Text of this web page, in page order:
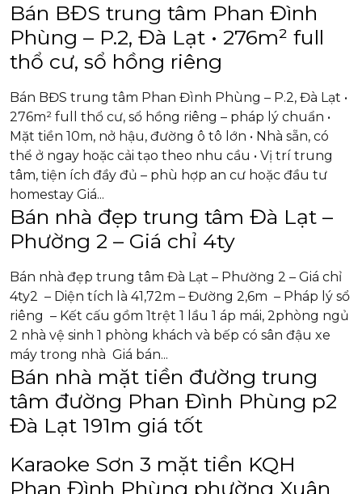
Bán BĐS trung tâm Phan Đình
Phùng – P.2, Đà Lạt • 276m² full
thổ cư, sổ hồng riêng
Bán BĐS trung tâm Phan Đình Phùng – P.2, Đà Lạt •
276m² full thổ cư, sổ hồng riêng – pháp lý chuẩn •
Mặt tiền 10m, nở hậu, đường ô tô lớn • Nhà sẵn, có
thể ở ngay hoặc cải tạo theo nhu cầu • Vị trí trung
tâm, tiện ích đầy đủ – phù hợp an cư hoặc đầu tư
homestay Giá...
Bán nhà đẹp trung tâm Đà Lạt –
Phường 2 – Giá chỉ 4ty
Bán nhà đẹp trung tâm Đà Lạt – Phường 2 – Giá chỉ
4ty2 – Diện tích là 41,72m – Đường 2,6m – Pháp lý sổ
riêng – Kết cấu gồm 1trệt 1 lầu 1 áp mái, 2phòng ngủ
2 nhà vệ sinh 1 phòng khách và bếp có sân đậu xe
máy trong nhà Giá bán...
Bán nhà mặt tiền đường trung
tâm đường Phan Đình Phùng p2
Đà Lạt 191m giá tốt
Karaoke Sơn 3 mặt tiền KQH
Phan Đình Phùng phường Xuân